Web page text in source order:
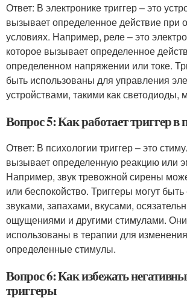
Ответ: В электронике триггер – это
вызывает определенное действие при
условиях. Например, реле – это
которое вызывает определенное
определенном напряжении или токе.
быть использованы для управления
устройствами, такими как светодиоды,
Вопрос 5: Как работает триггер в
Ответ: В психологии триггер – это
вызывает определенную реакцию или
Например, звук тревожной сирены
или беспокойство. Триггеры могут
звуками, запахами, вкусами,
ощущениями и другими стимулами.
использованы в терапии для
определенные стимулы.
Вопрос 6: Как избежать
триггеры